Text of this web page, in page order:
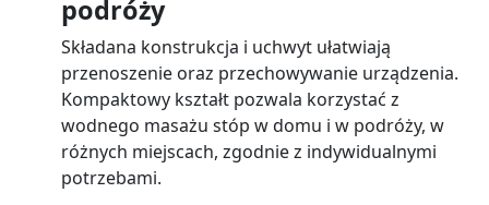
podróży
Składana konstrukcja i uchwyt ułatwiają
przenoszenie oraz przechowywanie urządzenia.
Kompaktowy kształt pozwala korzystać z
wodnego masażu stóp w domu i w podróży, w
różnych miejscach, zgodnie z indywidualnymi
potrzebami.